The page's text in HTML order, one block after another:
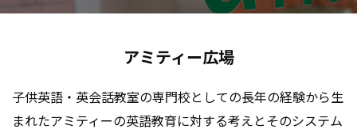
アミティー広場
子供英語・英会話教室の専門校としての長年の経験から生
まれたアミティーの英語教育に対する考えとそのシステム